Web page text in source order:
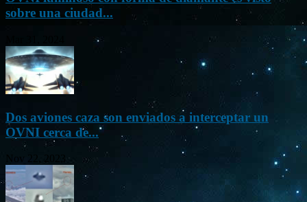
sobre una ciudad...
Dos aviones caza son enviados a interceptar un
OVNI cerca de...